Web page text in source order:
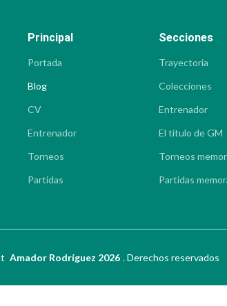
Principal
Portada
Blog
CV
Entrenador
Torneos
Partidas
Secciones
Trayectoria
Colecciones
Entrenador
El título de GM
Torneos
Partidas
Amador Rodríguez 2026 .Derechos reservados